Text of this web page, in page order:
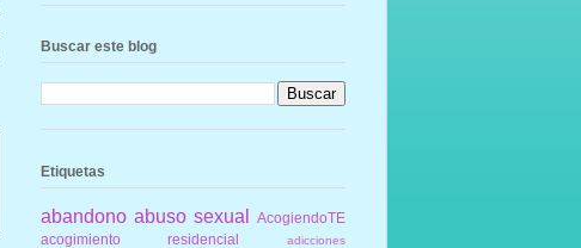
Buscar este blog
Etiquetas
abandono abuso sexual
AcogiendoTE
acogimiento residencial
adicciones